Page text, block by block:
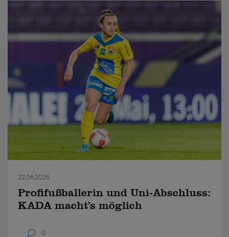
22.06.2026
Profifußballerin und Uni-Abschluss:
KADA macht’s möglich
0